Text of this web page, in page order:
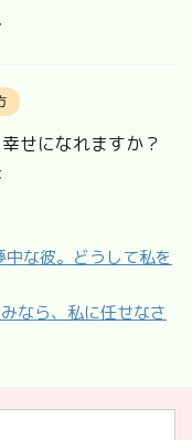
せになれますか？
中な彼。どうして私を
なら、私に任せなさ